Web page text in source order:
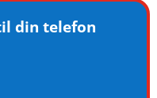
din telefon